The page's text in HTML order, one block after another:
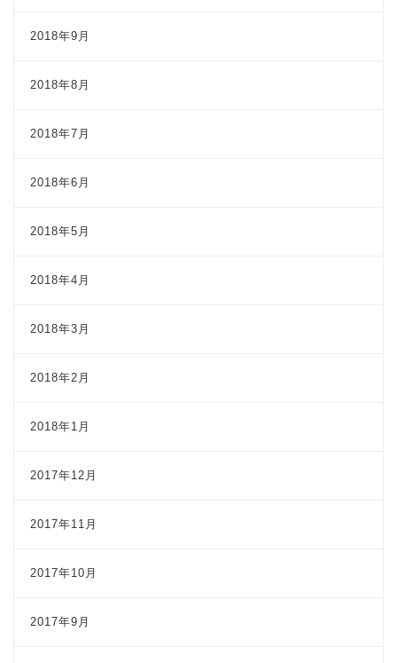
2018年9月
2018年8月
2018年7月
2018年6月
2018年5月
2018年4月
2018年3月
2018年2月
2018年1月
2017年12月
2017年11月
2017年10月
2017年9月